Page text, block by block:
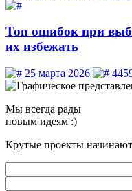
Топ ошибок при
их избежать
25 марта 2026
Мы всегда рады
новым идеям :)
Крутые проекты